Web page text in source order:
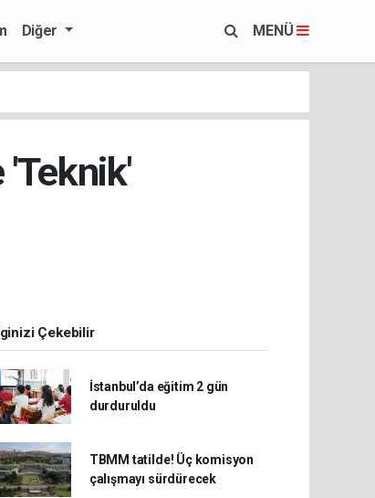
Diğer MENÜ
'Teknik'
Çekebilir
İstanbul’da eğitim 2 gün
durduruldu
TBMM tatilde! Üç komisyon
çalışmayı sürdürecek